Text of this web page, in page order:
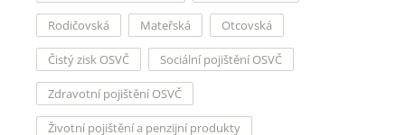
Rodičovská Mateřská Otcovská
Čistý zisk OSVČ Sociální pojištění OSVČ
Zdravotní pojištění OSVČ
Životní pojištění a penzijní produkty